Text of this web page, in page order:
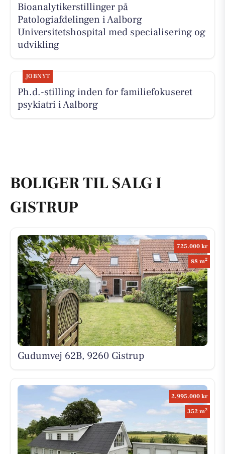
Bioanalytikerstillinger på
Patologiafdelingen i Aalborg
Universitetshospital med specialisering og
udvikling
JOBNYT
Ph.d.-stilling inden for familiefokuseret
psykiatri i Aalborg
BOLIGER TIL SALG I
GISTRUP
725.000 kr
88 m2
Gudumvej 62B, 9260 Gistrup
2.995.000 kr
352 m2